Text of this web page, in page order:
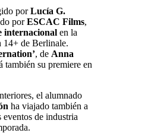
porLucía G.
porESCAC Films,
internacional en la
14+ de Berlinale.
, de Anna
también su premiere en
el alumnado
ha viajado también a
eventos de industria